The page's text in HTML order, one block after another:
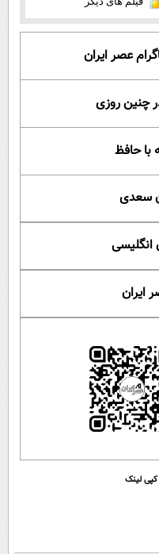
عصر ایران
با حافظ
سعدی
انگلیسی
ایران
کپی لینک